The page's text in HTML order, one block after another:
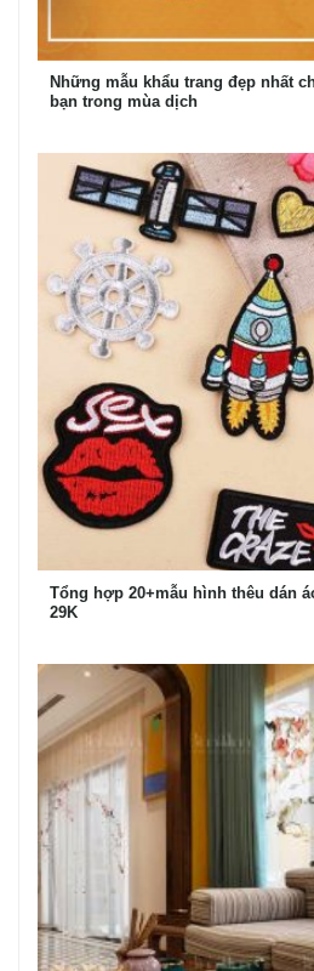
Những mẫu khẩu trang đẹp nhất
bạn trong mùa dịch
Tổng hợp 20+mẫu hình thêu dán
29K